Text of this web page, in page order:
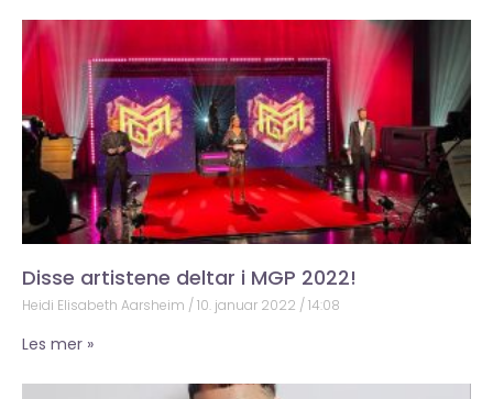
Disse artistene deltar i MGP 2022!
Heidi Elisabeth Aarsheim 10. januar 2022 14:08
Les mer »